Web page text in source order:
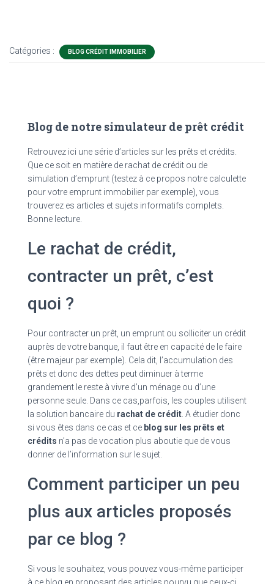
Catégories : BLOG CRÉDIT IMMOBILIER
Blog de notre simulateur de prêt crédit
Retrouvez ici une série d’articles sur les prêts et crédits.
Que ce soit en matière de rachat de crédit ou de
simulation d’emprunt (testez à ce propos notre calculette
pour votre emprunt immobilier par exemple), vous
trouverez es articles et sujets informatifs complets.
Bonne lecture.
Le rachat de crédit,
contracter un prêt, c’est
quoi ?
Pour contracter un prêt, un emprunt ou solliciter un crédit
auprès de votre banque, il faut être en capacité de le faire
(être majeur par exemple). Cela dit, l’accumulation des
prêts et donc des dettes peut diminuer à terme
grandement le reste à vivre d’un ménage ou d’une
personne seule. Dans ce cas,parfois, les couples utilisent
la solution bancaire du rachat de crédit . A étudier donc
si vous êtes dans ce cas et ce blog sur les prêts et
crédits n’a pas de vocation plus aboutie que de vous
donner de l’information sur le sujet.
Comment participer un peu
plus aux articles proposés
par ce blog ?
Si vous le souhaitez, vous pouvez vous-même participer